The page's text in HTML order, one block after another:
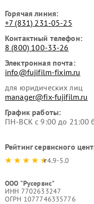
Горячая линия:
+7 (831) 231-05-25
Контактный телефон:
8 (800) 100-33-26
Электронная почта:
info@fujifilm-fixim.ru
для юридических лиц
manager@fix-fujifilm.ru
График работы:
ПН-ВСК с 9:00 до 21:00
Рейтинг сервисного
4.9-5.0
ООО "Русервис"
ИНН 7702633247
ОГРН 1077746335776